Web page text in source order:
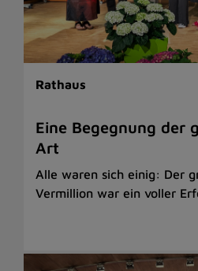
Rathaus
Eine Begegnung der
Art
Alle waren sich einig: Der
Vermillion war ein voller